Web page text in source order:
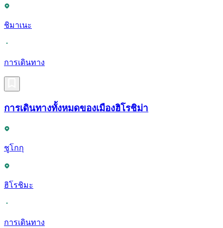
ชิมาเนะ
การเดินทาง
การเดินทางทั้งหมดของเมืองฮิโรชิม่า
ชูโกกุ
ฮิโรชิมะ
การเดินทาง